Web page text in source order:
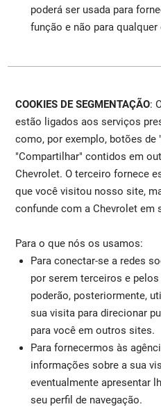
poderá ser usada para
função e não para qualquer
COOKIES DE SEGMENTAÇÃO:
estão ligados aos serviços
como, por exemplo, botões de
"Compartilhar" contidos em
Chevrolet. O terceiro fornece
que você visitou nosso site,
confunde com a Chevrolet em
Para o que nós os usamos:
Para conectar-se a redes
por serem terceiros e
poderão, posteriormente,
sua visita para direcionar
para você em outros sites.
Para fornecermos às
informações sobre a sua
eventualmente apresentar
seu perfil de navegação.